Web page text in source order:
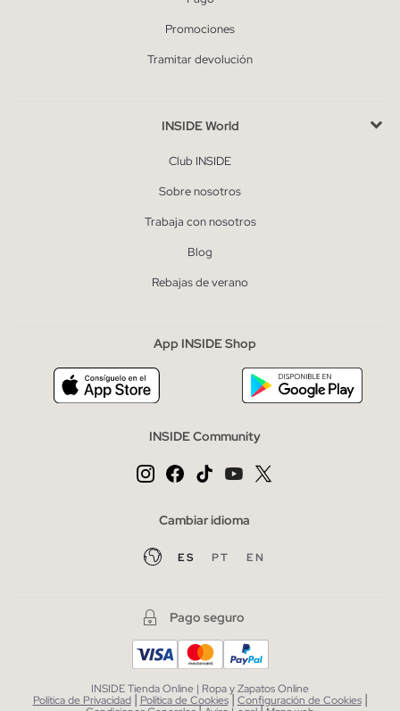
Promociones
Tramitar devolución
INSIDE World
Club INSIDE
Sobre nosotros
Trabaja con nosotros
Blog
Rebajas de verano
App INSIDE Shop
INSIDE Community
Cambiar idioma
ES PT EN
Pago seguro
INSIDE Tienda Online | Ropa y Zapatos Online
Política de Privacidad | Política de Cookies| Configuración de Cookies |